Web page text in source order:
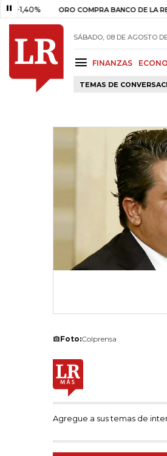
ORO COMPRA BANCO DE LA
SÁBADO, 08 DE AGOSTO
FINANZAS
TEMAS DE
Foto:Colprensa
Agregue a sus temas de